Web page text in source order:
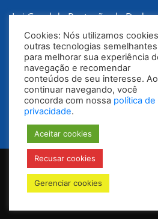
Lei Geral de Proteção de Dados
Política de Privacidade
Notícias Ouvidoria
© Todos os direitos reservados 2025-
Cookies: Nós utilizamos
outras tecnologias semelhantes
para melhorar sua experiência
navegação e recomendar
conteúdos de seu interesse. Ao
continuar navegando, você
concorda com nossa política de
privacidade.
Aceitar cookies
Recusar cookies
Gerenciar cookies